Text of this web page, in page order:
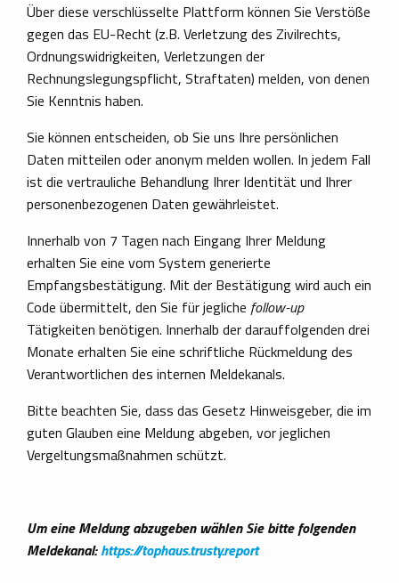
Über diese verschlüsselte Plattform können Sie Verstöße
gegen das EU-Recht (z.B. Verletzung des Zivilrechts,
Ordnungswidrigkeiten, Verletzungen der
Rechnungslegungspflicht, Straftaten) melden, von denen
Sie Kenntnis haben.
Sie können entscheiden, ob Sie uns Ihre persönlichen
Daten mitteilen oder anonym melden wollen. In jedem Fall
ist die vertrauliche Behandlung Ihrer Identität und Ihrer
personenbezogenen Daten gewährleistet.
Innerhalb von 7 Tagen nach Eingang Ihrer Meldung
erhalten Sie eine vom System generierte
Empfangsbestätigung. Mit der Bestätigung wird auch ein
Code übermittelt, den Sie für jegliche follow-up
Tätigkeiten benötigen. Innerhalb der darauffolgenden drei
Monate erhalten Sie eine schriftliche Rückmeldung des
Verantwortlichen des internen Meldekanals.
Bitte beachten Sie, dass das Gesetz Hinweisgeber, die im
guten Glauben eine Meldung abgeben, vor jeglichen
Vergeltungsmaßnahmen schützt.
Um eine Meldung abzugeben wählen Sie bitte folgenden
Meldekanal:https://tophaus.trusty.report